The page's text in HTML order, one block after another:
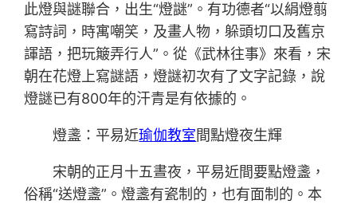
此燈與謎聯合，出生“燈謎”。有功德者“以絹燈翦
寫詩詞，時寓嘲笑，及畫人物，躲頭切口及舊京
諢語，把玩簸弄行人”。從《武林往事》來看，宋
朝在花燈上寫謎語，燈謎初次有了文字記錄，說
燈謎已有800年的汗青是有依據的。
燈盞：平易近瑜伽教室間點燈夜生輝
宋朝的正月十五晝夜，平易近間要點燈盞，
俗稱“送燈盞”。燈盞有瓷制的，也有面制的。本